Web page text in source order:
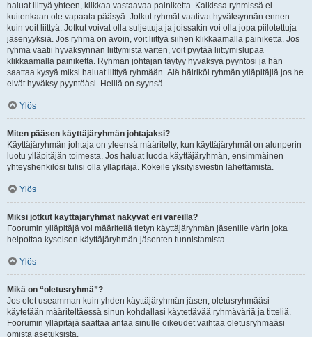
haluat liittyä yhteen, klikkaa vastaavaa painiketta. Kaikissa ryhmissä ei
kuitenkaan ole vapaata pääsyä. Jotkut ryhmät vaativat hyväksynnän ennen
kuin voit liittyä. Jotkut voivat olla suljettuja ja joissakin voi olla jopa piilotettuja
jäsenyyksiä. Jos ryhmä on avoin, voit liittyä siihen klikkaamalla painiketta. Jos
ryhmä vaatii hyväksynnän liittymistä varten, voit pyytää liittymislupaa
klikkaamalla painiketta. Ryhmän johtajan täytyy hyväksyä pyyntösi ja hän
saattaa kysyä miksi haluat liittyä ryhmään. Älä häiriköi ryhmän ylläpitäjiä jos he
eivät hyväksy pyyntöäsi. Heillä on syynsä.
Ylös
Miten pääsen käyttäjäryhmän johtajaksi?
Käyttäjäryhmän johtaja on yleensä määritelty, kun käyttäjäryhmät on alunperin
luotu ylläpitäjän toimesta. Jos haluat luoda käyttäjäryhmän, ensimmäinen
yhteyshenkilösi tulisi olla ylläpitäjä. Kokeile yksityisviestin lähettämistä.
Ylös
Miksi jotkut käyttäjäryhmät näkyvät eri väreillä?
Foorumin ylläpitäjä voi määritellä tietyn käyttäjäryhmän jäsenille värin joka
helpottaa kyseisen käyttäjäryhmän jäsenten tunnistamista.
Ylös
Mikä on “oletusryhmä”?
Jos olet useamman kuin yhden käyttäjäryhmän jäsen, oletusryhmääsi
käytetään määriteltäessä sinun kohdallasi käytettävää ryhmäväriä ja titteliä.
Foorumin ylläpitäjä saattaa antaa sinulle oikeudet vaihtaa oletusryhmääsi
omista asetuksista.